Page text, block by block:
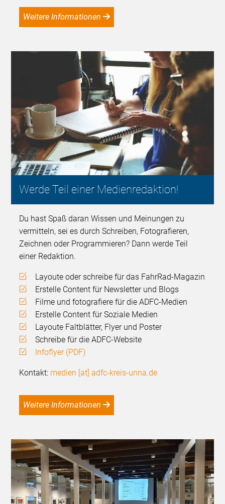
Weitere Informationen
Werde Teil einer Medienredaktion!
Du hast Spaß daran Wissen und Meinungen zu
vermitteln, sei es durch Schreiben, Fotografieren,
Zeichnen oder Programmieren? Dann werde Teil
einer Redaktion.
Layoute oder schreibe für das FahrRad-Magazin
Erstelle Content für Newsletter und Blogs
Filme und fotografiere für die ADFC-Medien
Erstelle Content für Soziale Medien
Layoute Faltblätter, Flyer und Poster
Schreibe für die ADFC-Website
Infoflyer (PDF)
Kontakt: medien [at] adfc-kreis-unna.de
Weitere Informationen